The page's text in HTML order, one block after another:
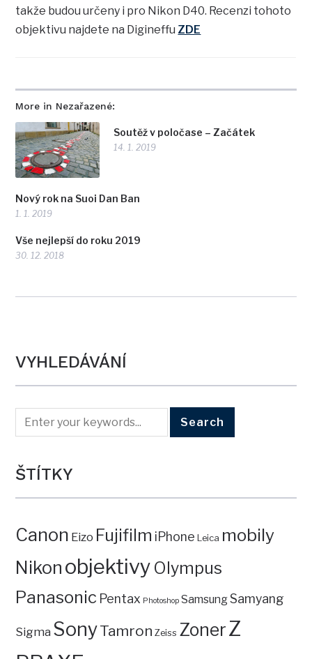
More in Nezařazené:
Soutěž v poločase – Začátek
14. 1. 2019
Nový rok na Suoi Dan Ban
1. 1. 2019
Vše nejlepší do roku 2019
30. 12. 2018
takže budou určeny i pro Nikon D40. Recenzi tohoto
objektivu najdete na Digineffu ZDE
VYHLEDÁVÁNÍ
ŠTÍTKY
Canon Eizo Fujifilm iPhone Leica mobily
Nikon objektivy Olympus
Panasonic Pentax Photoshop SamsungSamyang
Sigma SonyTamron Zeiss ZonerZ